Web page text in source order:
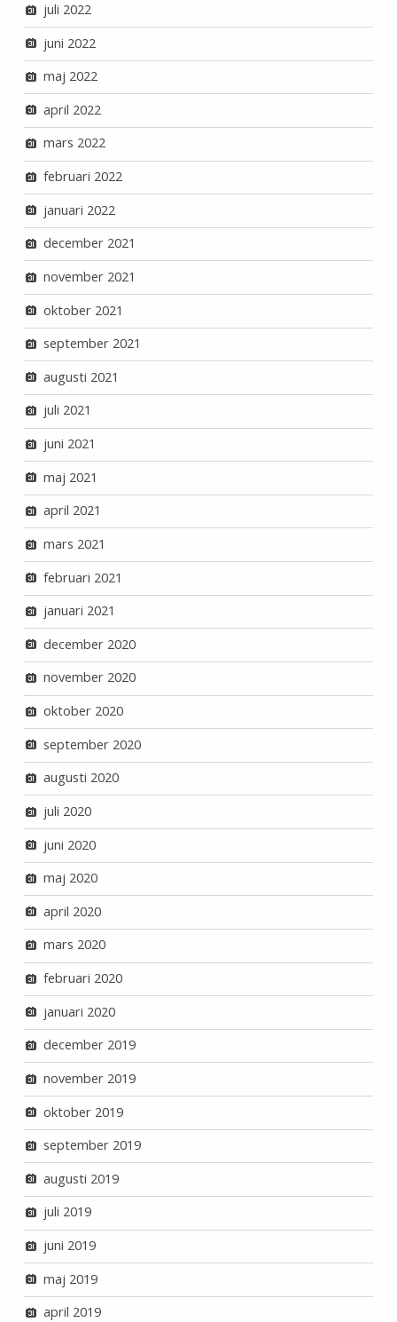
juli 2022
juni 2022
maj 2022
april 2022
mars 2022
februari 2022
januari 2022
december 2021
november 2021
oktober 2021
september 2021
augusti 2021
juli 2021
juni 2021
maj 2021
april 2021
mars 2021
februari 2021
januari 2021
december 2020
november 2020
oktober 2020
september 2020
augusti 2020
juli 2020
juni 2020
maj 2020
april 2020
mars 2020
februari 2020
januari 2020
december 2019
november 2019
oktober 2019
september 2019
augusti 2019
juli 2019
juni 2019
maj 2019
april 2019